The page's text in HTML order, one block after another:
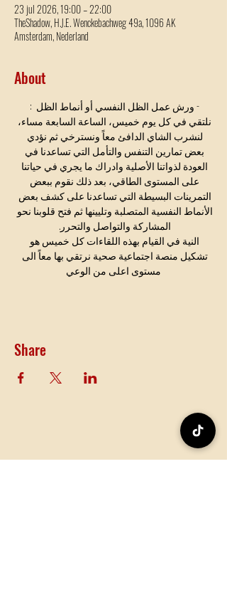
23 jul 2026, 19:00 – 22:00
TheShadow, H.J.E. Wenckebachweg 49a, 1096 AK
Amsterdam, Nederland
About
- ورش عمل الظل النفسي أو أنماط الظل  :
نلتقي في كل يوم خميس، الساعة السابعة مساء،
لنشرب الشاي الدافئ معاً ونسترخي ثم نؤدي
بعض تمارين التنفس والتأمل التي تساعدنا في
العودة لذواتنا الأصلية وادراك ما يجري في حياتنا
على المستوى الطاقي، بعد ذلك نقوم ببعض
التمرينات البسيطة التي تساعدنا على كشف بعض
الأنماط النفسية المتصلبة وتليينها ثم فتح قلوبنا نحو
المشاركة والتواصل والتحرر.
النية في القيام بهذه اللقاءات كل خميس هو
تشكيل منصة اجتماعية صحية نرتقي بها معاً الى
مستوى اعلى من الوعي
Share